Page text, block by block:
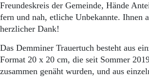
Freundeskreis der Gemeinde, Hände
fern und nah, etliche Unbekannte. Ihnen
herzlicher Dank!
Das Demminer Trauertuch besteht aus
Format 20 x 20 cm, die seit Sommer
zusammen genäht wurden, und aus